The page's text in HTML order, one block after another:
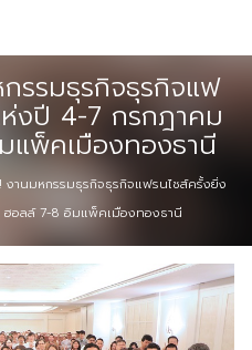
รรมธุรกิจธุรกิจแฟ
งปี 4-7 กรกฎาคม
แพ็คเมืองทองธานี
านมหกรรมธุรกิจธุรกิจแฟรนไชส์ครั้งยิ่ง
อลล์ 7-8 อิมแพ็คเมืองทองธานี